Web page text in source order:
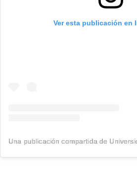
Ver esta publicación en